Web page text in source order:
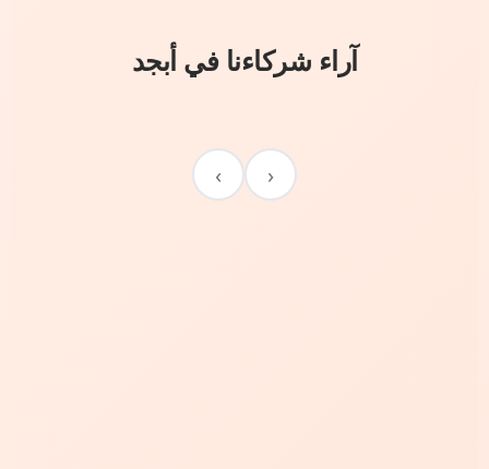
آراء شركاءنا في أبجد
‹
›